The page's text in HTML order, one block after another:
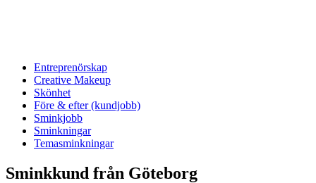
Entreprenörskap
Creative Makeup
Skönhet
Före & efter (kundjobb)
Sminkjobb
Sminkningar
Temasminkningar
Sminkkund från Göteborg